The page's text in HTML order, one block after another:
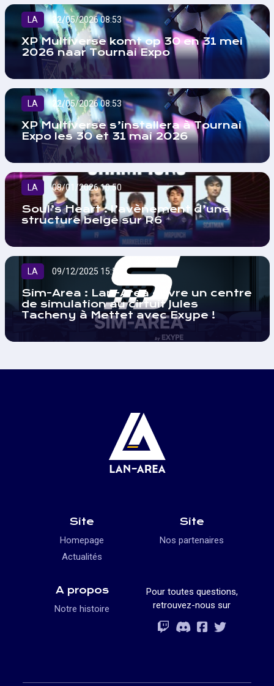
LA 22/05/2026 08:53
XP Multiverse komt op 30 en 31 mei
2026 naar Tournai Expo
LA 22/05/2026 08:53
XP Multiverse s’installera à Tournai
Expo les 30 et 31 mai 2026
LA 08/01/2026 10:50
Soul’s Heart : l’avènement d’une
structure belge sur R6
LA 09/12/2025 15:52
Sim-Area : Lan-Area ouvre un centre
de simulation au cirtuit Jules
Tacheny à Mettet avec Exype !
Site
Homepage
Actualités
Site
Nos partenaires
A propos
Notre histoire
Pour toutes questions,
retrouvez-nous sur
Rejoignez-
Rejoignez-
Rejoignez-
Rejoignez-